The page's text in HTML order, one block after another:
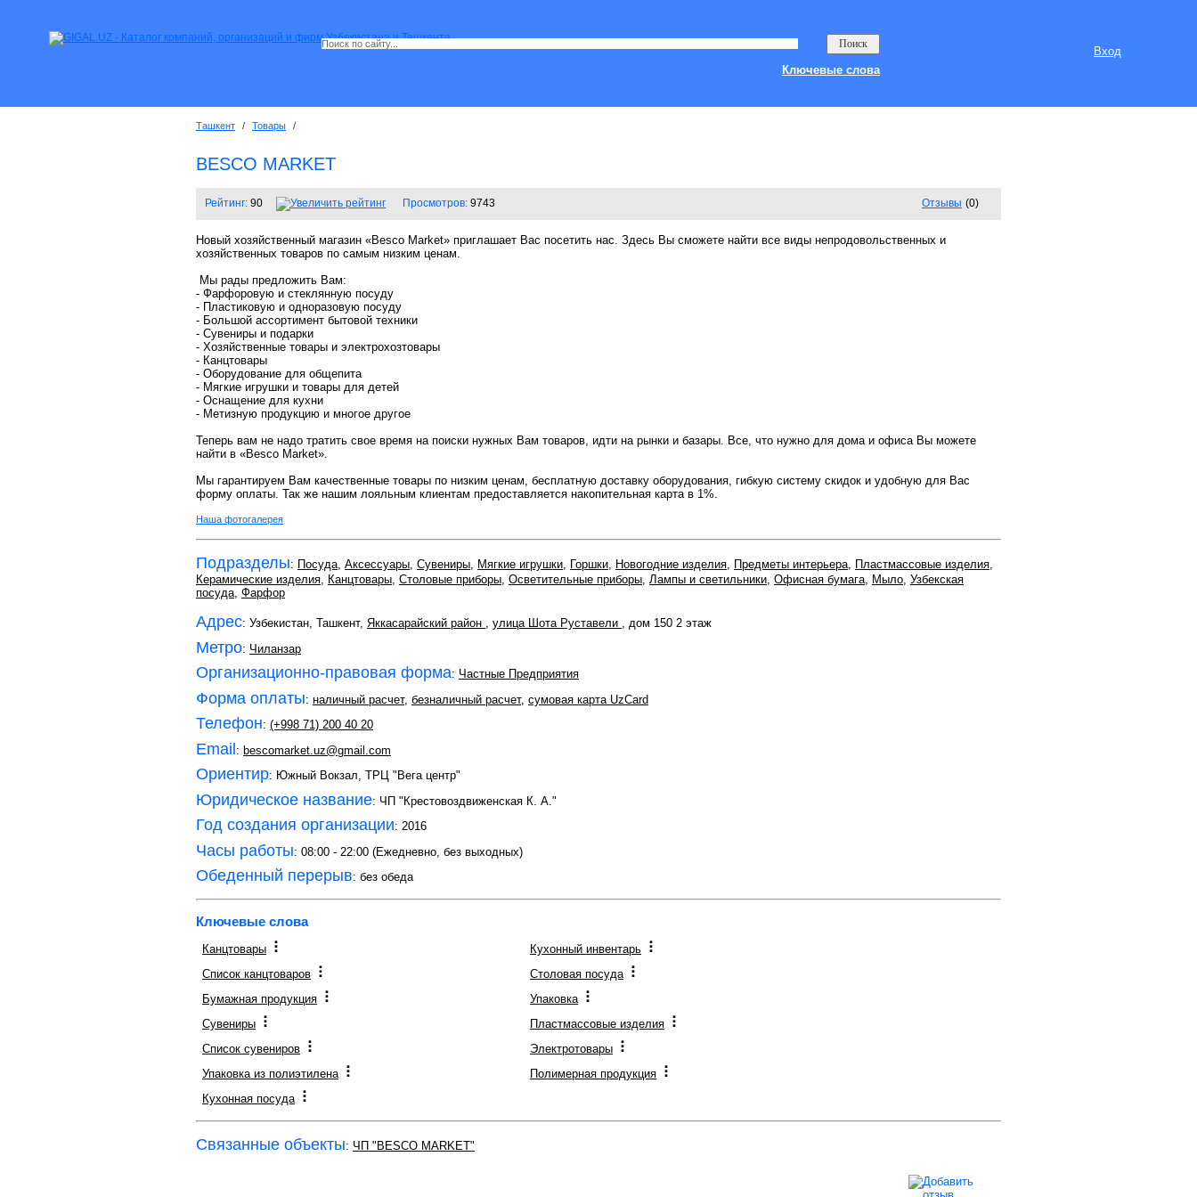
Вход
Ключевые слова
Ташкент / Товары /
BESCO MARKET
Рейтинг: 90 Просмотров: 9743 Отзывы (0)
Новый хозяйственный магазин «Besco Market» приглашает Вас посетить нас. Здесь Вы сможете найти все виды непродовольственных и
хозяйственных товаров по самым низким ценам.
Мы рады предложить Вам:
- Фарфоровую и стеклянную посуду
- Пластиковую и одноразовую посуду
- Большой ассортимент бытовой техники
- Сувениры и подарки
- Хозяйственные товары и электрохозтовары
- Канцтовары
- Оборудование для общепита
- Мягкие игрушки и товары для детей
- Оснащение для кухни
- Метизную продукцию и многое другое
Теперь вам не надо тратить свое время на поиски нужных Вам товаров, идти на рынки и базары. Все, что нужно для дома и офиса Вы можете
найти в «Besco Market».
Мы гарантируем Вам качественные товары по низким ценам, бесплатную доставку оборудования, гибкую систему скидок и удобную для Вас
форму оплаты. Так же нашим лояльным клиентам предоставляется накопительная карта в 1%.
Наша фотогалерея
Подразделы: Посуда, Аксессуары, Сувениры, Мягкие игрушки, Горшки, Новогодние изделия, Предметы интерьера, Пластмассовые изделия,
Керамические изделия, Канцтовары, Столовые приборы, Осветительные приборы, Лампы и светильники, Офисная бумага, Мыло, Узбекская
посуда, Фарфор
Адрес: Узбекистан, Ташкент, Яккасарайский район , улица Шота Руставели , дом 150 2 этаж
Метро: Чиланзар
Организационно-правовая форма: Частные Предприятия
Форма оплаты: наличный расчет, безналичный расчет, сумовая карта UzCard
Телефон: (+998 71) 200 40 20
Email: bescomarket.uz@gmail.com
Ориентир: Южный Вокзал, ТРЦ "Вега центр"
Юридическое название: ЧП "Крестовоздвиженская К. А."
Год создания организации: 2016
Часы работы: 08:00 - 22:00 (Ежедневно, без выходных)
Обеденный перерыв: без обеда
Ключевые слова
Канцтовары
Список канцтоваров
Бумажная продукция
Сувениры
Список сувениров
Упаковка из полиэтилена
Кухонная посуда
Кухонный инвентарь
Столовая посуда
Упаковка
Пластмассовые изделия
Электротовары
Полимерная продукция
Связанные объекты: ЧП "BESCO MARKET"